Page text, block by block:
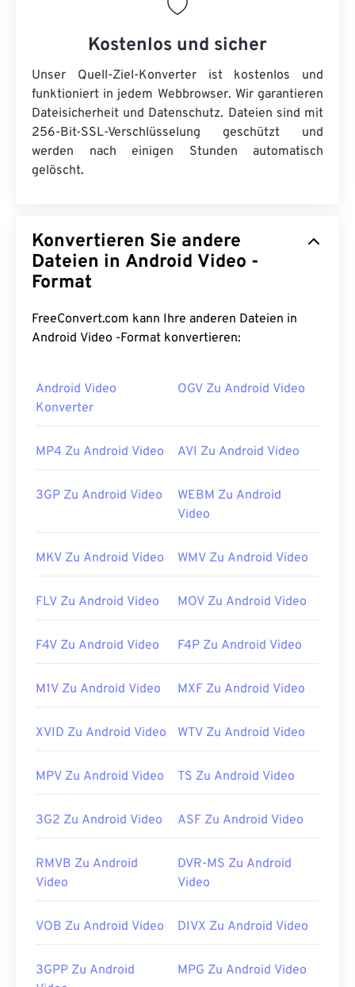
Kostenlos und sicher
Unser Quell-Ziel-Konverter ist kostenlos und
funktioniert in jedem Webbrowser. Wir garantieren
Dateisicherheit und Datenschutz. Dateien sind mit
256-Bit-SSL-Verschlüsselung geschützt und
werden nach einigen Stunden automatisch
gelöscht.
Konvertieren Sie andere
Dateien in Android Video -
Format
FreeConvert.com kann Ihre anderen Dateien in
Android Video -Format konvertieren:
Android Video
Konverter
OGV Zu Android Video
MP4 Zu Android Video AVI Zu Android Video
3GP Zu Android Video
WEBM Zu Android
Video
MKV Zu Android Video WMV Zu Android Video
FLV Zu Android Video MOV Zu Android Video
F4V Zu Android Video F4P Zu Android Video
M1V Zu Android Video MXF Zu Android Video
XVID Zu Android Video WTV Zu Android Video
MPV Zu Android Video TS Zu Android Video
3G2 Zu Android Video ASF Zu Android Video
RMVB Zu Android
Video
DVR-MS Zu Android
Video
VOB Zu Android Video DIVX Zu Android Video
3GPP Zu Android
MPG Zu Android Video